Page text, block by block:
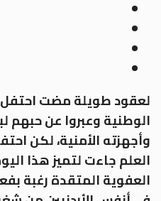
لعقود طويلة مضت احتفل
الوطنية وعبروا عن حبهم
وأجهزته الأمنية، لكن
العلم جاءت لتميز هذا
العفوية المتقدة رغبة